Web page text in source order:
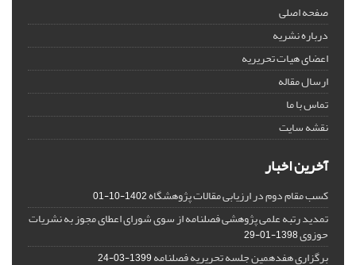
صفحه اصلی
درباره نشریه
اعضای هیات تحریریه
ارسال مقاله
تماس با ما
نقشه سایت
آخرین اخبار
کسب مقام دوم در ارزیابی مقالات پژوهشگاه1402-10-01
تمدید رتبه علمی پژوهشی فصلنامه از سوی شورای اعطای مجوز به نشریات
حوزوی1398-01-29
برگزاری هفدهمین جلسه تحریریه فصلنامه1399-03-24